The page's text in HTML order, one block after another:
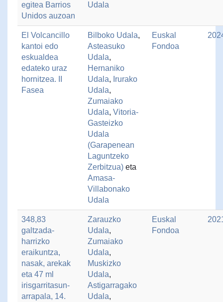
egitea Barrios
Unidos auzoan
Udala
El Volcancillo
kantoi edo
eskualdea
edateko uraz
hornitzea. II
Fasea
Bilboko Udala,
Asteasuko
Udala,
Hernaniko
Udala, Irurako
Udala,
Zumaiako
Udala, Vitoria-
Gasteizko
Udala
(Garapenean
Laguntzeko
Zerbitzua) eta
Amasa-
Villabonako
Udala
Euskal
Fondoa
348,83
galtzada-
harrizko
eraikuntza,
nasak, arekak
eta 47 ml
irisgarritasun-
arrapala, 14.
Zarauzko
Udala,
Zumaiako
Udala,
Muskizko
Udala,
Astigarragako
Udala,
Euskal
Fondoa